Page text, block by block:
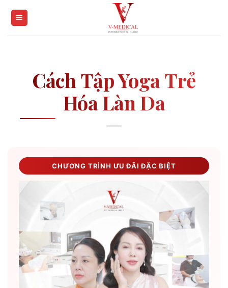
Cách Tập Yoga Trẻ
Hóa Làn Da
CHƯƠNG TRÌNH ƯU ĐÃI ĐẶC BIỆT